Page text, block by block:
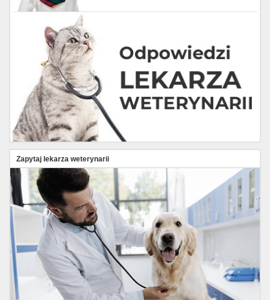
Zapytaj lekarza weterynarii